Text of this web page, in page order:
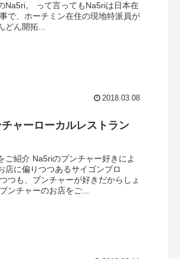
Na5ri。 って言ってもNa5riは日本在
で、ホーチミン在住の現地特派員が
ん開拓...
2018.03.08
ャーローカルレストラン
ご紹介 Na5riのブンチャー好きによ
店に偏りつつあるサイゴンブロ
つも、ブンチャーが好きだからしょ
ンチャーのお店をご...